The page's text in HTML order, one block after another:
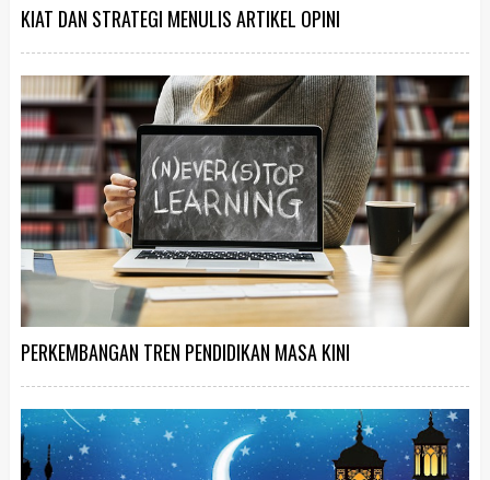
KIAT DAN STRATEGI MENULIS ARTIKEL OPINI
PERKEMBANGAN TREN PENDIDIKAN MASA KINI